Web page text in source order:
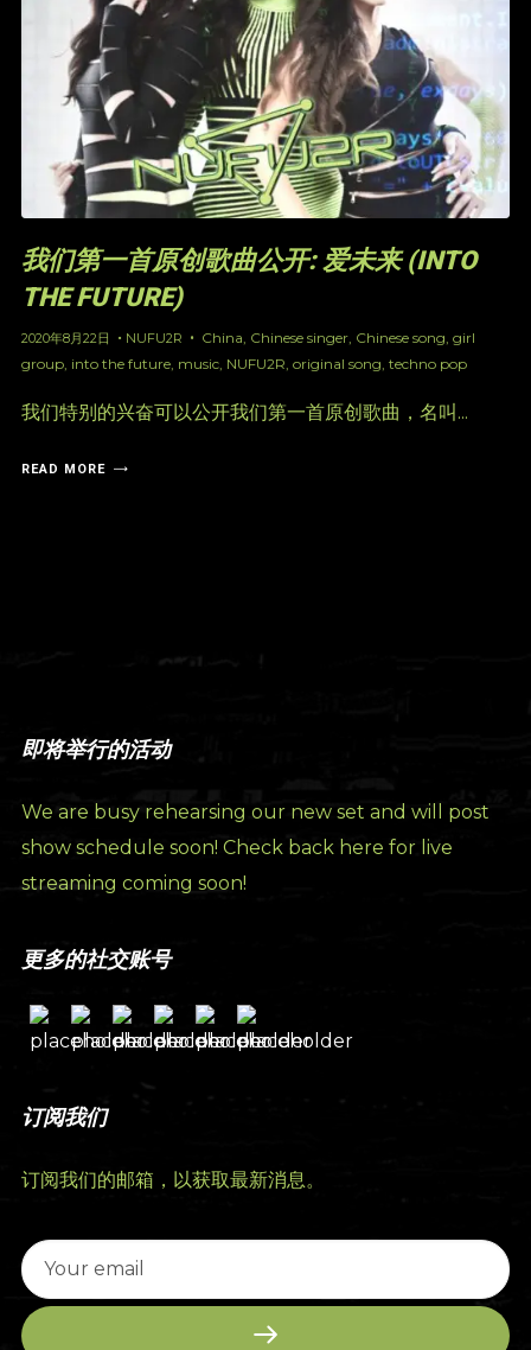
我们第一首原创歌曲公开: 爱未来 (INTO
THE FUTURE)
2020年8月22日 NUFU2R China, Chinese singer, Chinese song, girl
group, into the future, music, NUFU2R, original song, techno pop
我们特别的兴奋可以公开我们第一首原创歌曲，名叫...
READ MORE
即将举行的活动
We are busy rehearsing our new set and will post
show schedule soon! Check back here for live
streaming coming soon!
更多的社交账号
订阅我们
订阅我们的邮箱，以获取最新消息。